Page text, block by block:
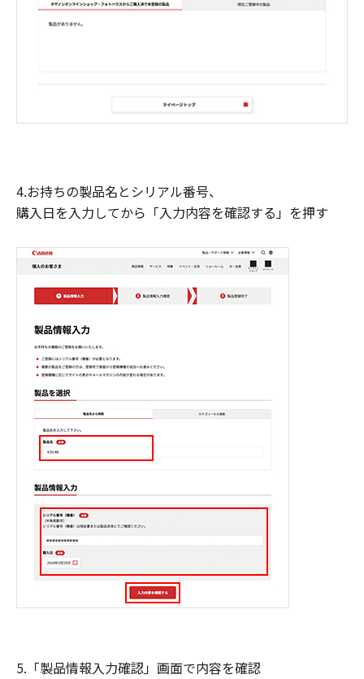
4.お持ちの製品名とシリアル番号、
購入日を入力してから「入力内容を確認する」を押す
5.「製品情報入力確認」画面で内容を確認